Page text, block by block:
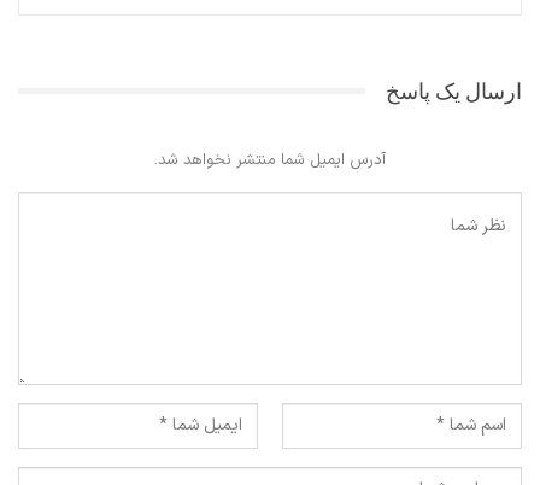
ارسال یک پاسخ
آدرس ایمیل شما منتشر نخواهد شد.